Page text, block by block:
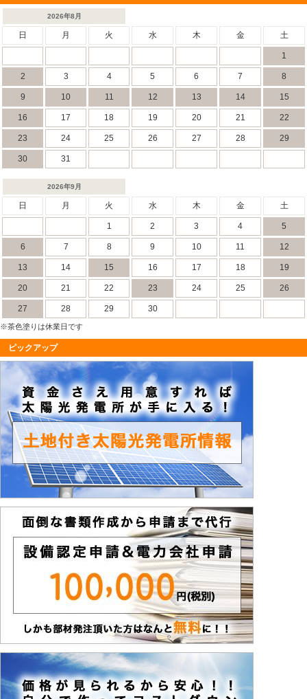
2026年8月
日 月 火 水 木 金 土
1
2 3 4 5 6 7 8
9 10 11 12 13 14 15
16 17 18 19 20 21 22
23 24 25 26 27 28 29
30 31
2026年9月
日 月 火 水 木 金 土
1 2 3 4 5
6 7 8 9 10 11 12
13 14 15 16 17 18 19
20 21 22 23 24 25 26
27 28 29 30
※茶色塗りは休業日です
ピックアップ